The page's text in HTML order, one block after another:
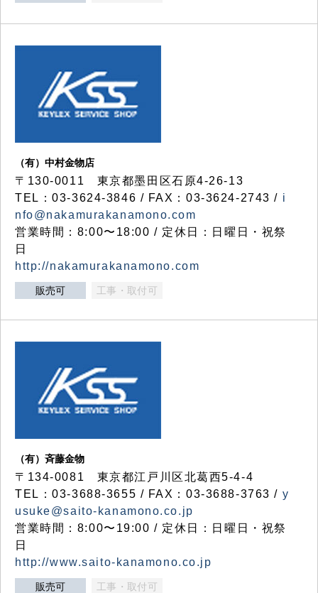
（有）中村金物店
〒130-0011 東京都墨田区石原4-26-13
TEL：03-3624-3846 / FAX：03-3624-2743 / i
nfo@nakamurakanamono.com
営業時間：8:00〜18:00 / 定休日：日曜日・祝祭
日
http://nakamurakanamono.com
販売可 工事・取付可
（有）斉藤金物
〒134-0081 東京都江戸川区北葛西5-4-4
TEL：03-3688-3655 / FAX：03-3688-3763 / y
usuke@saito-kanamono.co.jp
営業時間：8:00〜19:00 / 定休日：日曜日・祝祭
日
http://www.saito-kanamono.co.jp
販売可 工事・取付可